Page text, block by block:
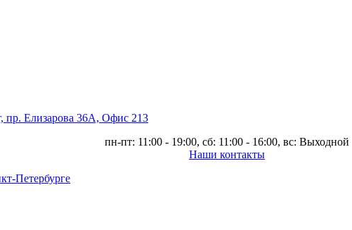
пр. Елизарова 36А, Офис 213
пн-пт: 11:00 - 19:00, сб: 11:00 - 16:00, вс: Выходной
Наши контакты